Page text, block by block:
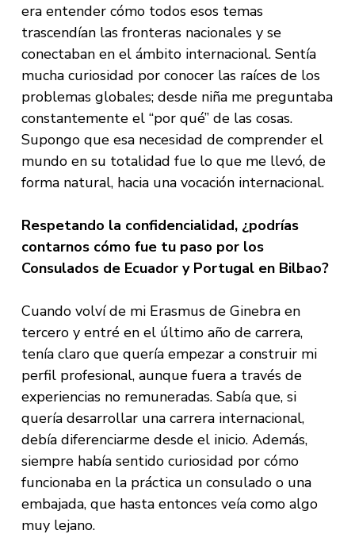
era entender cómo todos esos temas
trascendían las fronteras nacionales y se
conectaban en el ámbito internacional. Sentía
mucha curiosidad por conocer las raíces de los
problemas globales; desde niña me preguntaba
constantemente el “por qué” de las cosas.
Supongo que esa necesidad de comprender el
mundo en su totalidad fue lo que me llevó, de
forma natural, hacia una vocación internacional.
Respetando la confidencialidad, ¿podrías
contarnos cómo fue tu paso por los
Consulados de Ecuador y Portugal en Bilbao?
Cuando volví de mi Erasmus de Ginebra en
tercero y entré en el último año de carrera,
tenía claro que quería empezar a construir mi
perfil profesional, aunque fuera a través de
experiencias no remuneradas. Sabía que, si
quería desarrollar una carrera internacional,
debía diferenciarme desde el inicio. Además,
siempre había sentido curiosidad por cómo
funcionaba en la práctica un consulado o una
embajada, que hasta entonces veía como algo
muy lejano.